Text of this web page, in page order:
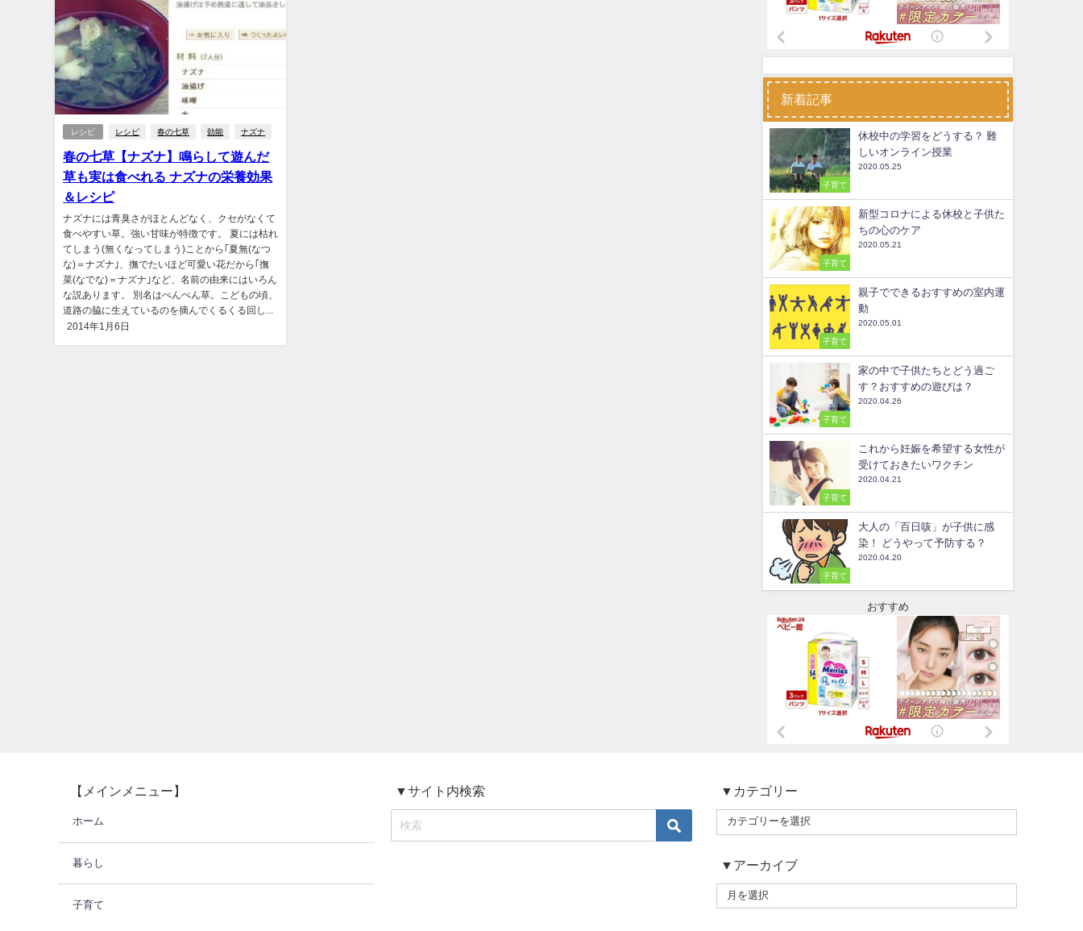
レシピ レシピ 春の七草 効能 ナズナ
春の七草【ナズナ】鳴らして遊んだ
草も実は食べれる ナズナの栄養効果
＆レシピ
ナズナには青臭さがほとんどなく、クセがなくて
食べやすい草。強い甘味が特徴です。 夏には枯れ
てしまう(無くなってしまう)ことから｢夏無(なつ
な)＝ナズナ｣、撫でたいほど可愛い花だから｢撫
菜(なでな)＝ナズナ｣など、名前の由来にはいろん
な説あります。 別名はぺんぺん草。こどもの頃、
道路の脇に生えているのを摘んでくるくる回し...
2014年1月6日
新着記事
子育て
休校中の学習をどうする？ 難
しいオンライン授業
2020.05.25
子育て
新型コロナによる休校と子供た
ちの心のケア
2020.05.21
子育て
親子でできるおすすめの室内運
動
2020.05.01
子育て
家の中で子供たちとどう過ご
す？おすすめの遊びは？
2020.04.26
子育て
これから妊娠を希望する女性が
受けておきたいワクチン
2020.04.21
子育て
大人の「百日咳」が子供に感
染！ どうやって予防する？
2020.04.20
おすすめ
【メインメニュー】
ホーム
暮らし
子育て
▼サイト内検索 ▼カテゴリー
▼アーカイブ